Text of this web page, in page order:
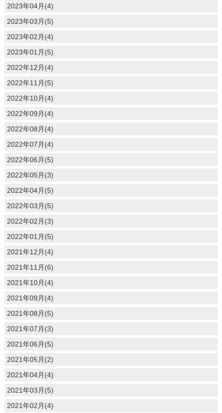
2023年04月(4)
2023年03月(5)
2023年02月(4)
2023年01月(5)
2022年12月(4)
2022年11月(5)
2022年10月(4)
2022年09月(4)
2022年08月(4)
2022年07月(4)
2022年06月(5)
2022年05月(3)
2022年04月(5)
2022年03月(5)
2022年02月(3)
2022年01月(5)
2021年12月(4)
2021年11月(6)
2021年10月(4)
2021年09月(4)
2021年08月(5)
2021年07月(3)
2021年06月(5)
2021年05月(2)
2021年04月(4)
2021年03月(5)
2021年02月(4)